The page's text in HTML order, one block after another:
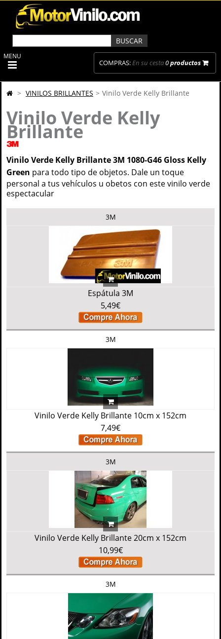
COMPRAS:En su cesta0productos
MENU
> VINILOS BRILLANTES > Vinilo Verde Kelly Brillante
Vinilo Verde Kelly
Brillante
Vinilo Verde Kelly Brillante 3M 1080-G46 Gloss Kelly
Green para todo tipo de objetos. Dale un toque
personal a tus vehículos u obetos con este vinilo verde
espectacular
3M
Espátula 3M
5,49€
3M
Vinilo Verde Kelly Brillante 10cm x 152cm
7,49€
3M
Vinilo Verde Kelly Brillante 20cm x 152cm
10,99€
3M